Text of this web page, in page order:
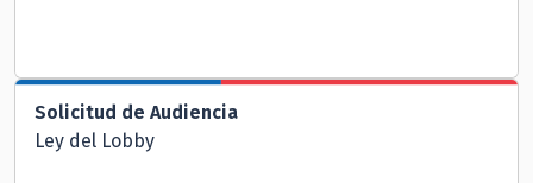
Solicitud de Audiencia
Ley del Lobby